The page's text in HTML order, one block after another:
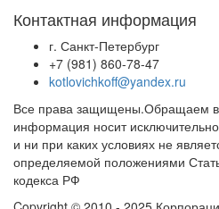
Контактная информация
г. Санкт-Петербург
+7 (981) 860-78-47
kotlovichkoff@yandex.ru
Все права защищены.Обращаем
информация носит
и ни при каких условиях не
определяемой положениями
кодекса РФ